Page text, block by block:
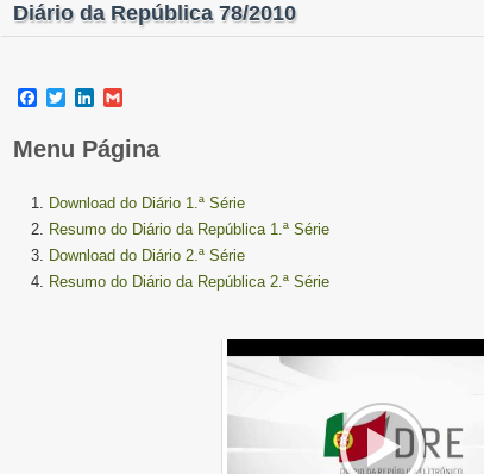
Diário da República 78/2010
Facebook
TwitterLinkedIn
Menu Página
Download do Diário 1.ª Série
Resumo do Diário da República 1.ª Série
Download do Diário 2.ª Série
Resumo do Diário da República 2.ª Série